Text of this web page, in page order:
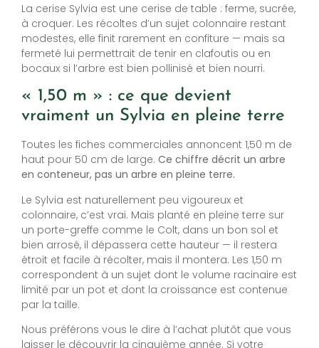
La cerise Sylvia est une cerise de table : ferme, sucrée,
à croquer. Les récoltes d’un sujet colonnaire restant
modestes, elle finit rarement en confiture — mais sa
fermeté lui permettrait de tenir en clafoutis ou en
bocaux si l’arbre est bien pollinisé et bien nourri.
« 1,50 m » : ce que devient
vraiment un Sylvia en pleine terre
Toutes les fiches commerciales annoncent 1,50 m de
haut pour 50 cm de large. Ce chiffre décrit un arbre
en conteneur, pas un arbre en pleine terre.
Le Sylvia est naturellement peu vigoureux et
colonnaire, c’est vrai. Mais planté en pleine terre sur
un porte-greffe comme le Colt, dans un bon sol et
bien arrosé, il dépassera cette hauteur — il restera
étroit et facile à récolter, mais il montera. Les 1,50 m
correspondent à un sujet dont le volume racinaire est
limité par un pot et dont la croissance est contenue
par la taille.
Nous préférons vous le dire à l’achat plutôt que vous
laisser le découvrir la cinquième année. Si votre